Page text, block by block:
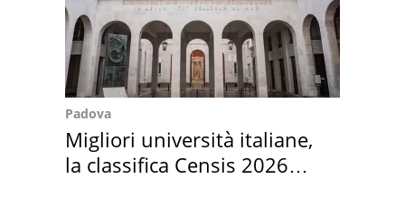
Padova
Migliori università italiane,
la classifica Censis 2026